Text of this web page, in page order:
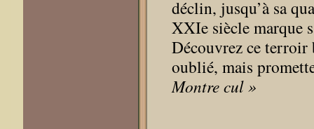
déclin, jusqu’à sa
XXIe siècle marque
Découvrez ce
oublié, mais
Montre cul »